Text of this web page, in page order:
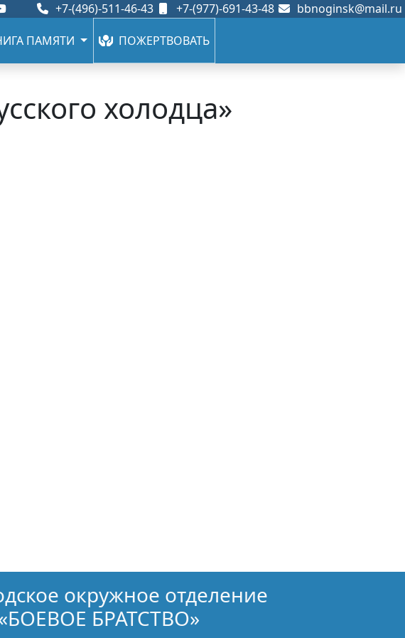
+7-(496)-511-46-43 +7-(977)-691-43-48 bbnoginsk@mail.ru
ПАМЯТИ ПОЖЕРТВОВАТЬ
холодца»
окружное отделение
БРАТСТВО»